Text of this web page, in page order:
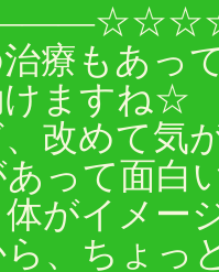
療もあっ
けますね☆
改めて気
って面白
がイメー
、ちょっ